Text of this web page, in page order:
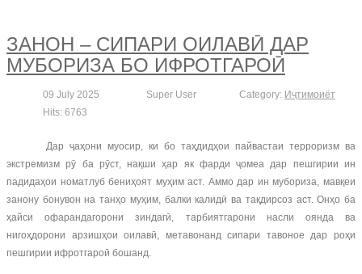
ЗАНОН – СИПАРИ ОИЛАВӢ ДАР
МУБОРИЗА БО ИФРОТГАРОӢ
09 July 2025 Super User Category: Иҷтимоиёт
Hits: 6763
Дар ҷаҳони муосир, ки бо таҳдидҳои пайвастаи терроризм ва
экстремизм рӯ ба рӯст, нақши ҳар як фарди ҷомеа дар пешгирии ин
падидаҳои номатлуб бениҳоят муҳим аст. Аммо дар ин мубориза, мавқеи
занону бонувон на танҳо муҳим, балки калидӣ ва тақдирсоз аст. Онҳо ба
ҳайси офарандагорони зиндагӣ, тарбиятгарони насли оянда ва
нигоҳдорони арзишҳои оилавӣ, метавонанд сипари тавоное дар роҳи
пешгирии ифротгароӣ бошанд.